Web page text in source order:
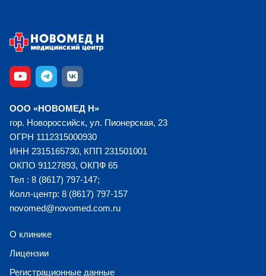
ООО «НОВОМЕД Н»
гор. Новороссийск, ул. Пионерская, 23
ОГРН 1112315000930
ИНН 2315165730, КПП 231501001
ОКПО 91127893, ОКПФ 65
Тел : 8 (8617) 797-147;
Колл-центр: 8 (8617) 797-157
novomed@novomed.com.ru
О клинике
Лицензии
Регистрационные данные